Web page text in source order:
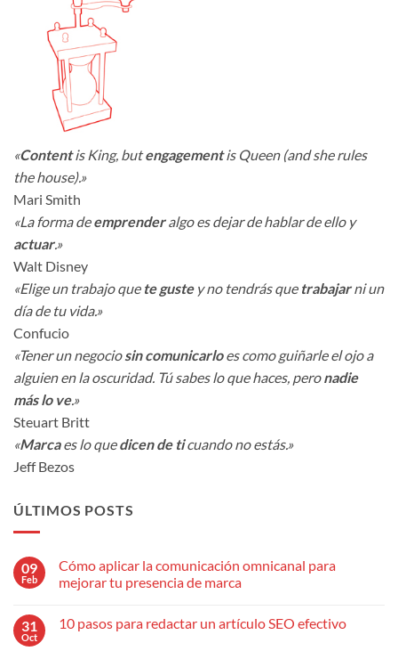
«Contentis King, butengagementis Queen (and she rules
the house).»
Mari Smith
«La forma deemprenderalgo es dejar de hablar de ello y
actuar.»
Walt Disney
«Elige un trabajo que te gustey no tendrás que trabajarni un
día de tu vida.»
Confucio
«Tener un negociosin comunicarloes como guiñarle el ojo a
alguien en la oscuridad. Tú sabes lo que haces, peronadie
más lo ve.»
Steuart Britt
«Marcaes lo quedicen de ticuando no estás.»
Jeff Bezos
ÚLTIMOS POSTS
09
Feb
Cómo aplicar la comunicación omnicanal para
mejorar tu presencia de marca
comentarios
31
Oct
10 pasos para redactar un artículo SEO efectivo